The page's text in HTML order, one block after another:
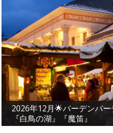
2026年12月🌟バーデンバ
『白鳥の湖』『魔笛』